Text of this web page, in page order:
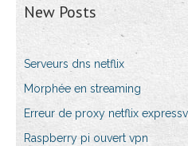
New Posts
Serveurs dns netflix
Morphée en streaming
Erreur de proxy netflix
Raspberry pi ouvert vpn